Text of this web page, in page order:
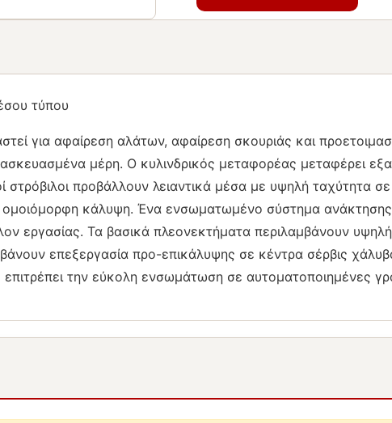
τύπου
για αφαίρεση αλάτων, αφαίρεση σκουριάς και
μέρη. Ο κυλινδρικός μεταφορέας μεταφέρει
προβάλλουν λειαντικά μέσα με υψηλή ταχύτητα σε
κάλυψη. Ένα ενσωματωμένο σύστημα ανάκτησης
εργασίας. Τα βασικά πλεονεκτήματα περιλαμβάνουν
επεξεργασία προ-επικάλυψης σε κέντρα σέρβις
την εύκολη ενσωμάτωση σε αυτοματοποιημένες